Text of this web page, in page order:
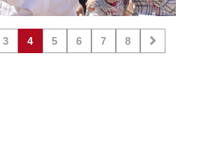
3 4 5 6 7 8